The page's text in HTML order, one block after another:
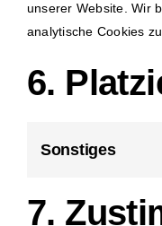
unserer Website. Wir
analytische Cookies
6.
Sonstiges
7.